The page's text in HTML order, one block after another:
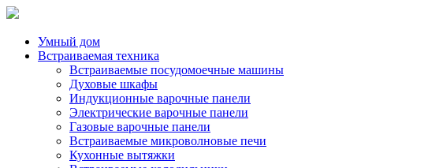
Умный дом
Встраиваемая техника
Встраиваемые посудомоечные машины
Духовые шкафы
Индукционные варочные панели
Электрические варочные панели
Газовые варочные панели
Встраиваемые микроволновые печи
Кухонные вытяжки